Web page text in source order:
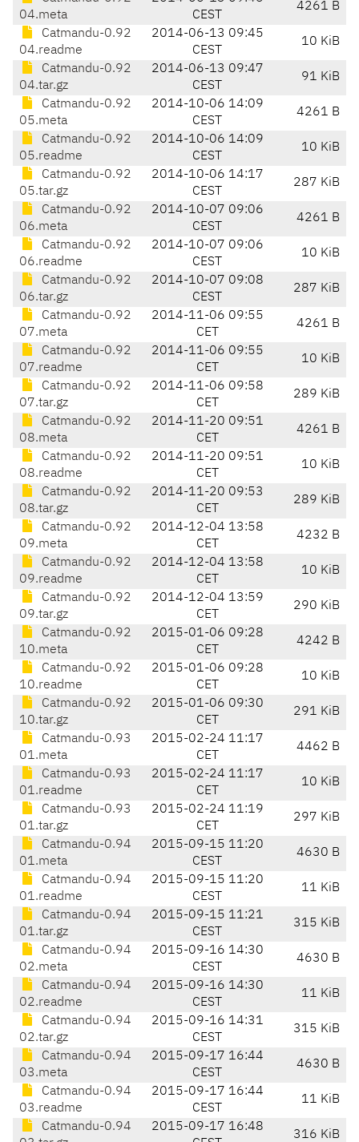
04.meta
CEST
4261 B
Catmandu-0.92
04.readme
2014-06-13 09:45
CEST
10 KiB
Catmandu-0.92
04.tar.gz
2014-06-13 09:47
CEST
91 KiB
Catmandu-0.92
05.meta
2014-10-06 14:09
CEST
4261 B
Catmandu-0.92
05.readme
2014-10-06 14:09
CEST
10 KiB
Catmandu-0.92
05.tar.gz
2014-10-06 14:17
CEST
287 KiB
Catmandu-0.92
06.meta
2014-10-07 09:06
CEST
4261 B
Catmandu-0.92
06.readme
2014-10-07 09:06
CEST
10 KiB
Catmandu-0.92
06.tar.gz
2014-10-07 09:08
CEST
287 KiB
Catmandu-0.92
07.meta
2014-11-06 09:55
CET
4261 B
Catmandu-0.92
07.readme
2014-11-06 09:55
CET
10 KiB
Catmandu-0.92
07.tar.gz
2014-11-06 09:58
CET
289 KiB
Catmandu-0.92
08.meta
2014-11-20 09:51
CET
4261 B
Catmandu-0.92
08.readme
2014-11-20 09:51
CET
10 KiB
Catmandu-0.92
08.tar.gz
2014-11-20 09:53
CET
289 KiB
Catmandu-0.92
09.meta
2014-12-04 13:58
CET
4232 B
Catmandu-0.92
09.readme
2014-12-04 13:58
CET
10 KiB
Catmandu-0.92
09.tar.gz
2014-12-04 13:59
CET
290 KiB
Catmandu-0.92
10.meta
2015-01-06 09:28
CET
4242 B
Catmandu-0.92
10.readme
2015-01-06 09:28
CET
10 KiB
Catmandu-0.92
10.tar.gz
2015-01-06 09:30
CET
291 KiB
Catmandu-0.93
01.meta
2015-02-24 11:17
CET
4462 B
Catmandu-0.93
01.readme
2015-02-24 11:17
CET
10 KiB
Catmandu-0.93
01.tar.gz
2015-02-24 11:19
CET
297 KiB
Catmandu-0.94
01.meta
2015-09-15 11:20
CEST
4630 B
Catmandu-0.94
01.readme
2015-09-15 11:20
CEST
11 KiB
Catmandu-0.94
01.tar.gz
2015-09-15 11:21
CEST
315 KiB
Catmandu-0.94
02.meta
2015-09-16 14:30
CEST
4630 B
Catmandu-0.94
02.readme
2015-09-16 14:30
CEST
11 KiB
Catmandu-0.94
02.tar.gz
2015-09-16 14:31
CEST
315 KiB
Catmandu-0.94
03.meta
2015-09-17 16:44
CEST
4630 B
Catmandu-0.94
03.readme
2015-09-17 16:44
CEST
11 KiB
Catmandu-0.94
2015-09-17 16:48
316 KiB